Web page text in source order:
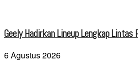
Geely Hadirkan Lineup Lengkap
6 Agustus 2026